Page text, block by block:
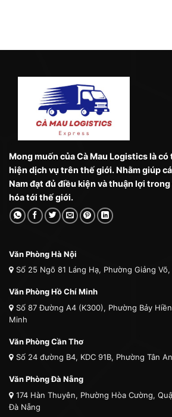
Mong muốn của Cà Mau Logistics là
hiện dịch vụ trên thế giới. Nhằm giúp
Nam đạt đủ điều kiện và thuận lợi
hóa tới thế giới.
Văn Phòng Hà Nội
Số 25 Ngõ 81 Láng Hạ, Phường Giảng
Văn Phòng Hồ Chí Minh
Số 87 Đường A4 (K300), Phường Bảy
Minh
Văn Phòng Cần Thơ
Số 24 đường B4, KDC 91B, Phường Tân
Văn Phòng Đà Nẵng
174 Hàn Thuyên, Phường Hòa Cường,
Đà Nẵng